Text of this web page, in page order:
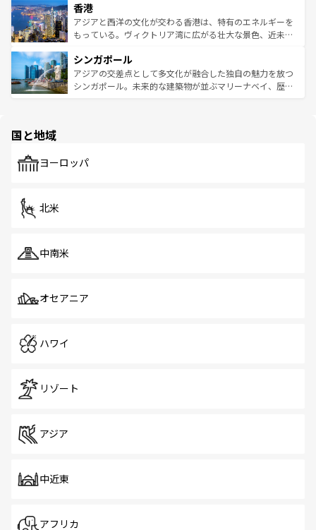
とつ。フォーやバインミー、ベトナムコーヒーなどは、ぜ
ひ現地で味わいたい。どの地域を訪れてもあたたかい人々
が旅行者を迎えてくれるので、きっと忘れられない旅にな
参照してほしい。
の活気が交差している。北部ではチェンマイなどの山岳地
帯で自然と触れ合い、南部ではプーケットやクラビの美し
いビーチでリゾート気分を楽しむことができる。タイ料理
激する。気候は一年中温暖で、どの季節にも異なる楽しみ
が待っている。親しみやすいタイの人々、仏教を中心とし
た文化、そして多様な観光資源が、訪れる旅人を魅了し続
香港
アジアと西洋の文化が交わる香港は、特有のエネルギーを
もっている。ヴィクトリア湾に広がる壮大な景色、近未来
み、どこを訪れても感動するはず。観光スポットが密集し
ており、効率よく見どころを回れるのも魅力。息をのむよ
うな絶景から文化的な体験まで、香港を存分に楽しみ尽く
シンガポール
アジアの交差点として多文化が融合した独自の魅力を放つ
シンガポール。未来的な建築物が並ぶマリーナベイ、歴史
で、ホーカーズは地元の風情を楽しめる外せないスポット
国と地域
ヨーロッパ
北米
中南米
オセアニア
ハワイ
リゾート
アジア
中近東
アフリカ